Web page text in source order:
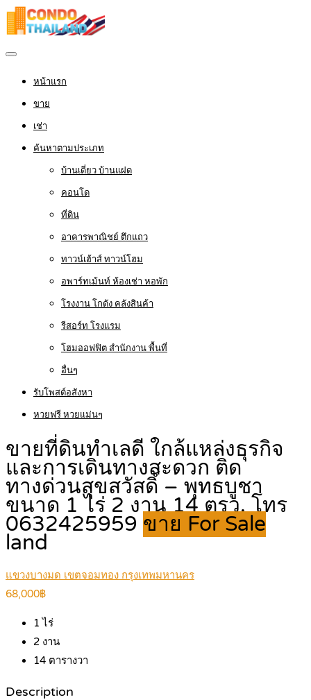
หน้าแรก
ขาย
เช่า
ค้นหาตามประเภท
บ้านเดี่ยว บ้านแฝด
คอนโด
ที่ดิน
อาคารพาณิชย์ ตึกแถว
ทาวน์เฮ้าส์ ทาวน์โฮม
อพาร์ทเม้นท์ ห้องเช่า หอพัก
โรงงาน โกดัง คลังสินค้า
รีสอร์ท โรงแรม
โฮมออฟฟิต สำนักงาน พื้นที่
อื่นๆ
รับโพสต์อสังหา
หวยฟรี หวยแม่นๆ
ขายที่ดินทำเลดี ใกล้แหล่งธุรกิจ
และการเดินทางสะดวก ติด
ทางด่วนสุขสวัสดิ์ – พุทธบูชา
ขนาด 1 ไร่ 2 งาน 14 ตรว. โทร
0632425959 ขาย For Sale
land
แขวงบางมด เขตจอมทอง กรุงเทพมหานคร
68,000฿
1 ไร่
2 งาน
14 ตารางวา
Description